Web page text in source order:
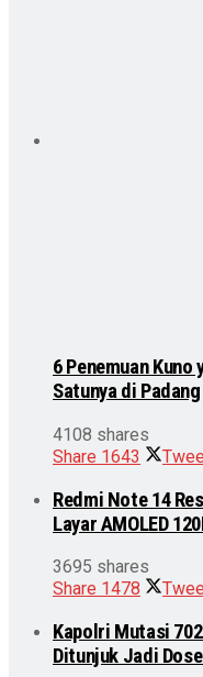
6 Penemuan Kuno
Satunya di Padang
4108 shares
Share 1643
Redmi Note 14
Layar AMOLED
3695 shares
Share 1478
Kapolri Mutasi
Ditunjuk Jadi